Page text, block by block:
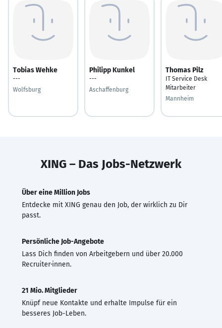
Tobias Wehke
---
Wolfsburg
Philipp Kunkel
---
Aschaffenburg
Thomas Pilz
IT Service Desk
Mitarbeiter
Mannheim
XING – Das Jobs-Netzwerk
Über eine Million Jobs
Entdecke mit XING genau den Job, der wirklich zu Dir
passt.
Persönliche Job-Angebote
Lass Dich finden von Arbeitgebern und über 20.000
Recruiter·innen.
21 Mio. Mitglieder
Knüpf neue Kontakte und erhalte Impulse für ein
besseres Job-Leben.